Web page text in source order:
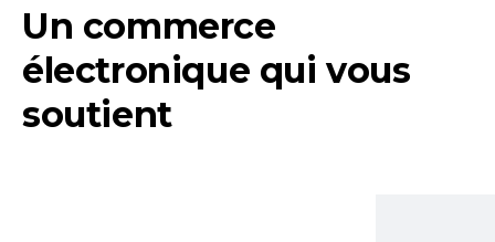
Un commerce
électronique qui vous
soutient